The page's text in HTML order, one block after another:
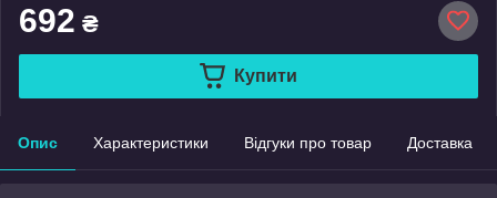
692 ₴
Купити
Опис Характеристики Відгуки про товар Доставка